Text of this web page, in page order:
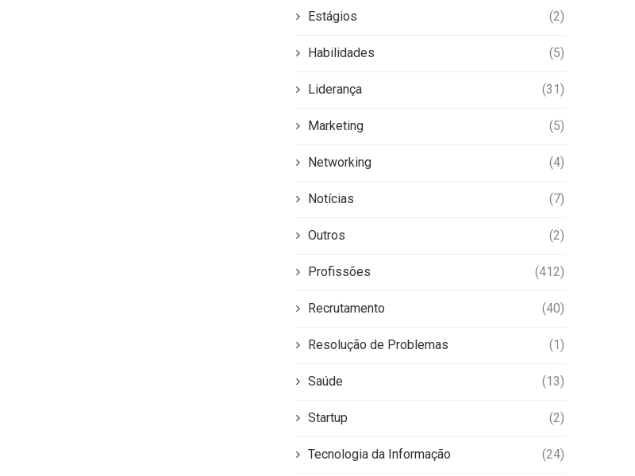
Estágios (2)
Habilidades (5)
Liderança (31)
Marketing (5)
Networking (4)
Notícias (7)
Outros (2)
Profissões (412)
Recrutamento (40)
Resolução de Problemas (1)
Saúde (13)
Startup (2)
Tecnologia da Informação (24)